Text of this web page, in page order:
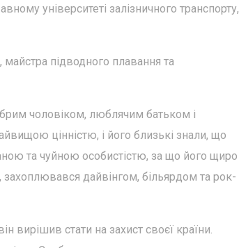
університеті залізничного транспорту,
майстра підводного плавання та
чоловіком, люблячим батьком і
цінністю, і його близькі знали, що
та чуйною особистістю, за що його щиро
захоплювався дайвінгом, більярдом та рок-
вирішив стати на захист своєї країни.